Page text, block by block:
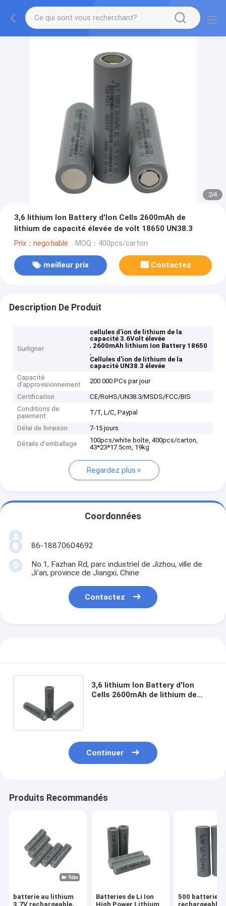
2/4
3,6 lithium Ion Battery d'Ion Cells 2600mAh de
lithium de capacité élevée de volt 18650 UN38.3
Prix：negotiable MOQ：400pcs/carton
meilleur prix Contactez
Description De Produit
Surligner
cellules d'ion de lithium de la
capacité 3.6Volt élevée
, 2600mAh lithium Ion Battery 18650
,
Cellules d'ion de lithium de la
capacité UN38.3 élevée
Capacité
d'approvisionnement
200 000 PCs par jour
Certification
CE/RoHS/UN38.3/MSDS/FCC/BIS
Conditions de
paiement
T/T, L/C, Paypal
Délai de livraison 7-15 jours
Détails d'emballage
100pcs/white boîte, 400pcs/carton,
43*23*17.5cm, 19kg
Regardez plus
Coordonnées
86-18870604692
No.1, Fazhan Rd, parc industriel de Jizhou, ville de
Ji'an, province de Jiangxi, Chine
Contactez
3,6 lithium Ion Battery d'Ion
Cells 2600mAh de lithium de
Continuer
Produits Recommandés
batterie au lithium
3.7V rechargeable,
Batteries de Li Ion
High Power Lithium
500 batterie
rechargeable